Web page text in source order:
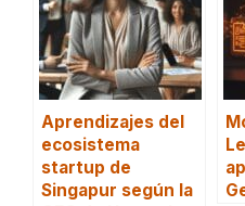
Aprendizajes del
ecosistema
startup de
Singapur según la